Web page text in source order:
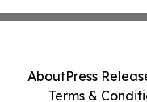
AboutPress
Terms &